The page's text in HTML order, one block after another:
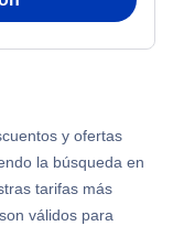
y ofertas
la búsqueda en
tarifas más
válidos para